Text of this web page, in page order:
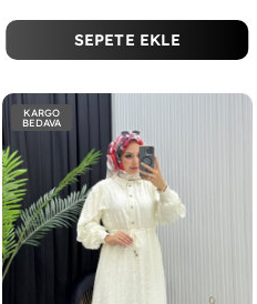
SEPETE EKLE
KARGO
BEDAVA